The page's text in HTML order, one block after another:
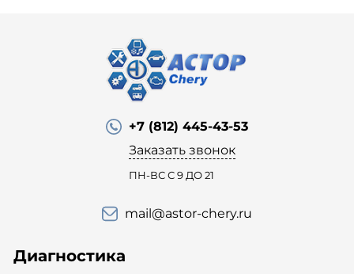
+7 (812) 445-43-53
Заказать звонок
ПН-ВС С 9 ДО 21
mail@astor-chery.ru
Диагностика